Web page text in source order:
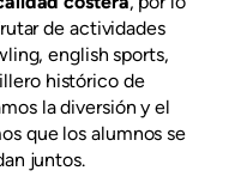
de actividades
english sports,
histórico de
la diversión y el
que los alumnos se
juntos.